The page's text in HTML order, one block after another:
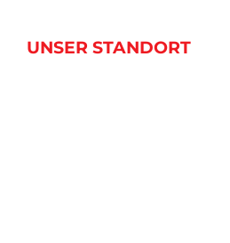
UNSER STANDORT